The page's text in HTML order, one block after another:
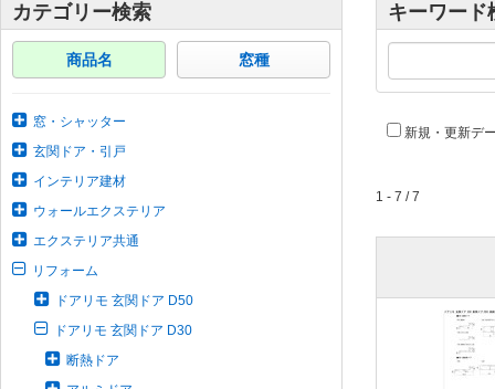
カテゴリー検索
商品名 窓種
窓・シャッター
玄関ドア・引戸
インテリア建材
ウォールエクステリア
エクステリア共通
リフォーム
ドアリモ 玄関ドア D50
ドアリモ 玄関ドア D30
断熱ドア
キーワード
新規・更新デ
1 - 7 / 7